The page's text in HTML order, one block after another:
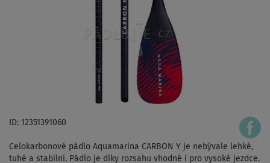
ID: 12351391060
Celokarbonové pádlo Aquamarina CARBON Y je nebývale lehké,
tuhé a stabilní. Pádlo je díky rozsahu vhodné i pro vysoké jezdce.